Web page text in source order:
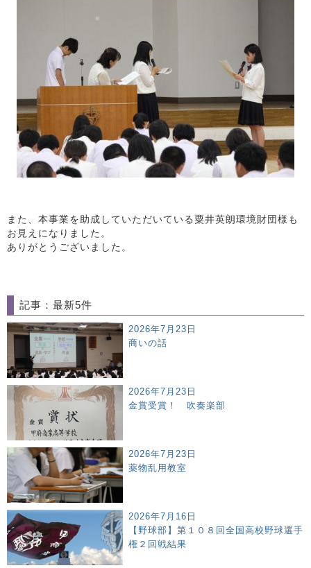
また、本事業を助成していただいている粟井英朗環境財団様も
お見えになりました。
ありがとうございました。
記事：最新5件
2026年7月23日
商いの話
2026年7月23日
金賞受賞！ 吹奏楽部
2026年7月23日
薬物乱用教室
2026年7月16日
【野球部】第１０８回全国高校野球選手
権２回戦結果